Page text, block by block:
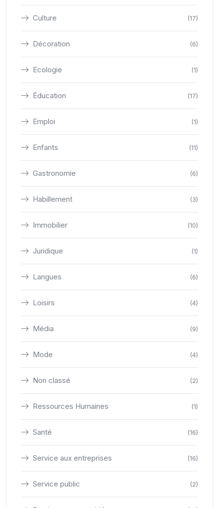
Culture (17)
Décoration (6)
Ecologie (1)
Éducation (17)
Emploi (1)
Enfants (11)
Gastronomie (6)
Habillement (3)
Immobilier (10)
Juridique (1)
Langues (6)
Loisirs (4)
Média (9)
Mode (4)
Non classé (2)
Ressources Humaines (1)
Santé (16)
Service aux entreprises (16)
Service public (2)